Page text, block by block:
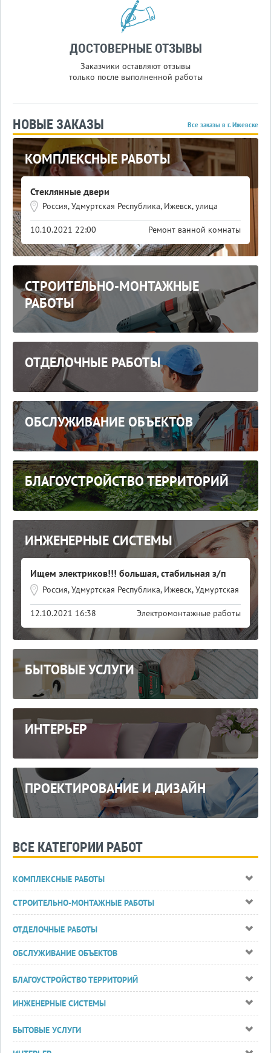
ДОСТОВЕРНЫЕ ОТЗЫВЫ
Заказчики оставляют отзывы
только после выполненной работы
НОВЫЕ ЗАКАЗЫ Все заказы в г. Ижевске
КОМПЛЕКСНЫЕ РАБОТЫ
Стеклянные двери
Россия, Удмуртская Республика, Ижевск, улица
10.10.2021 22:00
Ремонт ванной комнаты
СТРОИТЕЛЬНО-МОНТАЖНЫЕ
РАБОТЫ
ОТДЕЛОЧНЫЕ РАБОТЫ
ОБСЛУЖИВАНИЕ ОБЪЕКТОВ
БЛАГОУСТРОЙСТВО ТЕРРИТОРИЙ
ИНЖЕНЕРНЫЕ СИСТЕМЫ
Ищем электриков!!! большая, стабильная з/п
Россия, Удмуртская Республика, Ижевск, Удмуртская
12.10.2021 16:38
Электромонтажные работы
БЫТОВЫЕ УСЛУГИ
ИНТЕРЬЕР
ПРОЕКТИРОВАНИЕ И ДИЗАЙН
ВСЕ КАТЕГОРИИ РАБОТ
КОМПЛЕКСНЫЕ РАБОТЫ
СТРОИТЕЛЬНО-МОНТАЖНЫЕ РАБОТЫ
ОТДЕЛОЧНЫЕ РАБОТЫ
ОБСЛУЖИВАНИЕ ОБЪЕКТОВ
БЛАГОУСТРОЙСТВО ТЕРРИТОРИЙ
ИНЖЕНЕРНЫЕ СИСТЕМЫ
БЫТОВЫЕ УСЛУГИ